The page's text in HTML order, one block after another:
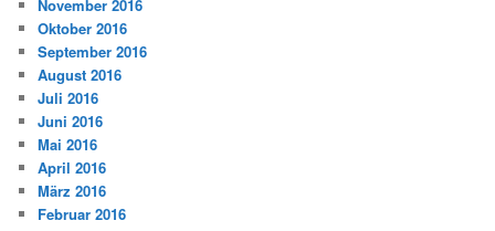
November 2016
Oktober 2016
September 2016
August 2016
Juli 2016
Juni 2016
Mai 2016
April 2016
März 2016
Februar 2016